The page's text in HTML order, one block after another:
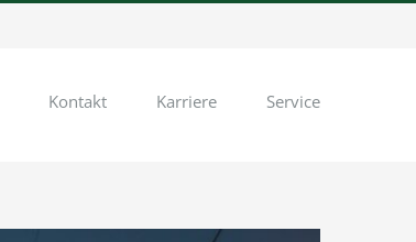
Kontakt Karriere Service